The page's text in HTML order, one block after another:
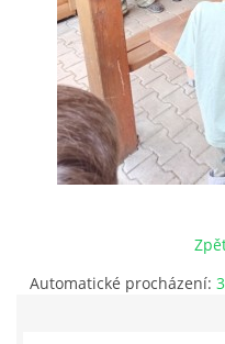
RYBÁŘSKÝ ŘÁD, MÍSTNÍ
PLÁN AKCÍ
PROBĚHLÉ AKCE
Automatické procházení: 3